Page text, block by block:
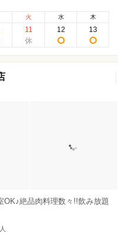
火
11
水
12
木
13
OK♪絶品肉料理数々!!飲み放題
人